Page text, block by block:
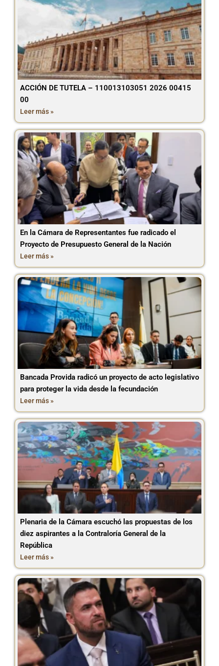
ACCIÓN DE TUTELA – 110013103051 2026 00415
00
Leer más »
En la Cámara de Representantes fue radicado el
Proyecto de Presupuesto General de la Nación
Leer más »
Bancada Provida radicó un proyecto de acto legislativo
para proteger la vida desde la fecundación
Leer más »
Plenaria de la Cámara escuchó las propuestas de los
diez aspirantes a la Contraloría General de la
República
Leer más »